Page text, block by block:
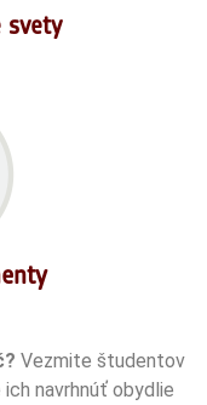
svety
Vezmite študentov
navrhnúť obydlie